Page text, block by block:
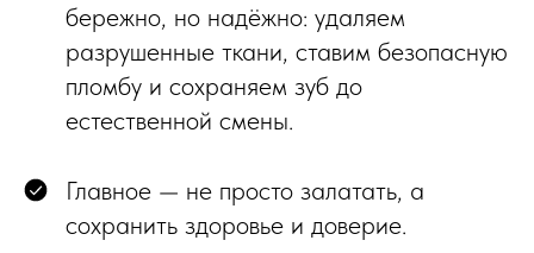
бережно, но надёжно: удаляем
разрушенные ткани, ставим безопасную
пломбу и сохраняем зуб до
естественной смены.
Главное — не просто залатать, а
сохранить здоровье и доверие.